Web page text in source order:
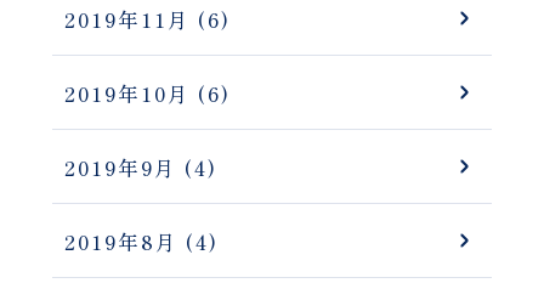
2019年11月 (6)
2019年10月 (6)
2019年9月 (4)
2019年8月 (4)